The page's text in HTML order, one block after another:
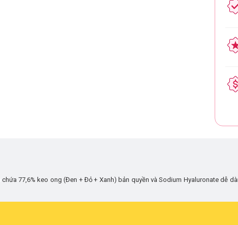
chứa 77,6% keo ong (Đen + Đỏ + Xanh) bản quyền và Sodium Hyaluronate dễ